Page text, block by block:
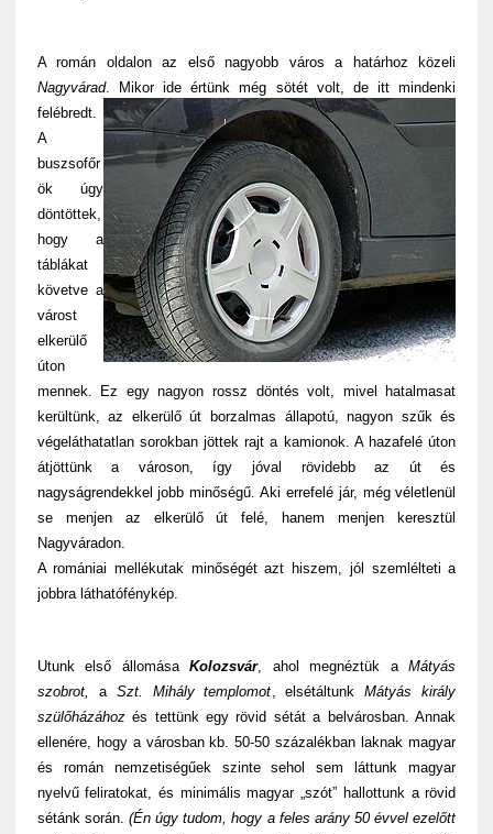
A román oldalon az első nagyobb város a határhoz közeli
Nagyvárad. Mikor ide értünk még sötét volt, de itt mindenki
felébredt.
A
buszsofőr
ök úgy
döntöttek,
hogy a
táblákat
követve a
várost
elkerülő
úton
mennek. Ez egy nagyon rossz döntés volt, mivel hatalmasat
kerültünk, az elkerülő út borzalmas állapotú, nagyon szűk és
végeláthatatlan sorokban jöttek rajt a kamionok. A hazafelé úton
átjöttünk a városon, így jóval rövidebb az út és
nagyságrendekkel jobb minőségű. Aki errefelé jár, még véletlenül
se menjen az elkerülő út felé, hanem menjen keresztül
Nagyváradon.
A romániai mellékutak minőségét azt hiszem, jól szemlélteti a
jobbra láthatófénykép.
Utunk első állomásaKolozsvár, ahol megnéztük aMátyás
szobrot,
a Szt. Mihály templomot, elsétáltunkMátyás király
szülőházáhozés tettünk egy rövid sétát a belvárosban. Annak
ellenére, hogy a városban kb. 50-50 százalékban laknak magyar
és román nemzetiségűek szinte sehol sem láttunk magyar
nyelvű feliratokat, és minimális magyar „szót” hallottunk a rövid
sétánk során. (Én úgy tudom, hogy a feles arány 50 évvel ezelőtt